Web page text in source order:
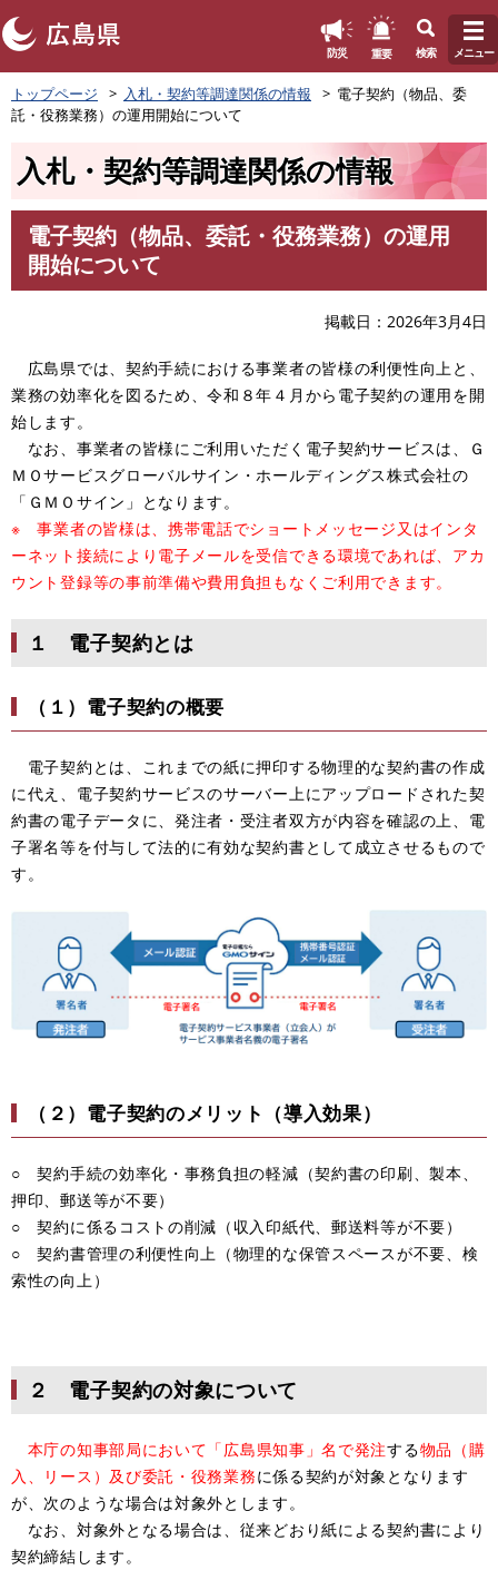
ペ
ー
ジ
防災 重要 検索 メニュー
トップページ 入札・契約等調達関係の情報
電子契約（物品、委
託・役務業務）の運用開始について
入札・契約等調達関係の情報
電子契約（物品、委託・役務業務）の運用
開始について
掲載日 2026年3月4日
広島県では、契約手続における事業者の皆様の利便性向上と、
業務の効率化を図るため、令和８年４月から電子契約の運用を開
始します。
なお、事業者の皆様にご利用いただく電子契約サービスは、Ｇ
ＭＯサービスグローバルサイン・ホールディングス株式会社の
「ＧＭＯサイン」となります。
※ 事業者の皆様は、携帯電話でショートメッセージ又はインタ
ーネット接続により電子メールを受信できる環境であれば、アカ
ウント登録等の事前準備や費用負担もなくご利用できます。
１ 電子契約とは
（１）電子契約の概要
電子契約とは、これまでの紙に押印する物理的な契約書の作成
に代え、電子契約サービスのサーバー上にアップロードされた契
約書の電子データに、発注者・受注者双方が内容を確認の上、電
子署名等を付与して法的に有効な契約書として成立させるもので
す。
（２）電子契約のメリット（導入効果）
○ 契約手続の効率化・事務負担の軽減（契約書の印刷、製本、
押印、郵送等が不要）
○ 契約に係るコストの削減（収入印紙代、郵送料等が不要）
○ 契約書管理の利便性向上（物理的な保管スペースが不要、検
索性の向上）
２ 電子契約の対象について
本庁の知事部局において「広島県知事」名で発注する物品（購
入、リース）及び委託・役務業務に係る契約が対象となります
が、次のような場合は対象外とします。
なお、対象外となる場合は、従来どおり紙による契約書により
契約締結します。